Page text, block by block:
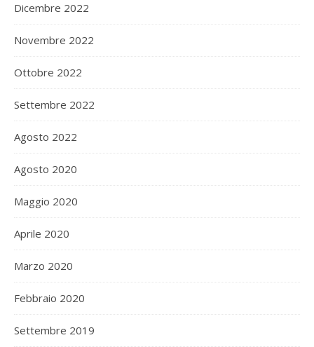
Dicembre 2022
Novembre 2022
Ottobre 2022
Settembre 2022
Agosto 2022
Agosto 2020
Maggio 2020
Aprile 2020
Marzo 2020
Febbraio 2020
Settembre 2019